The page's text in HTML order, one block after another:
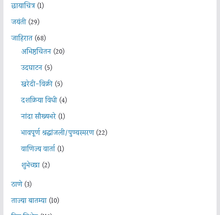
छायाचित्र(1)
जयंती(29)
जाहिरात(68)
अभिष्ठचिंतन(20)
उदघाटन(5)
खरेदी-विक्री(5)
दशक्रिया विधी(4)
नांदा सौख्यभरे(1)
भावपूर्ण श्रद्धांजली/पुण्यस्मरण(22)
वाणिज्य वार्ता(1)
शुभेच्छा(2)
ठाणे(3)
ताज्या बातम्या(10)